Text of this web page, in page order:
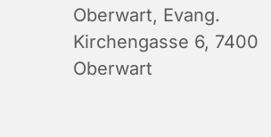
Oberwart, Evang.
Kirchengasse 6, 7400
Oberwart